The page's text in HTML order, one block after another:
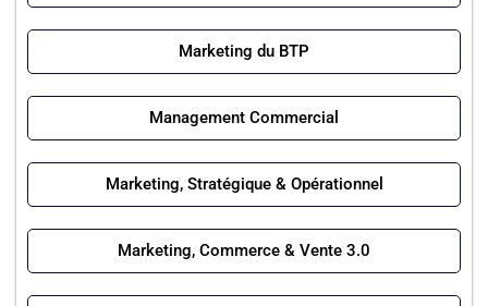
Marketing du BTP
Management Commercial
Marketing, Stratégique & Opérationnel
Marketing, Commerce & Vente 3.0